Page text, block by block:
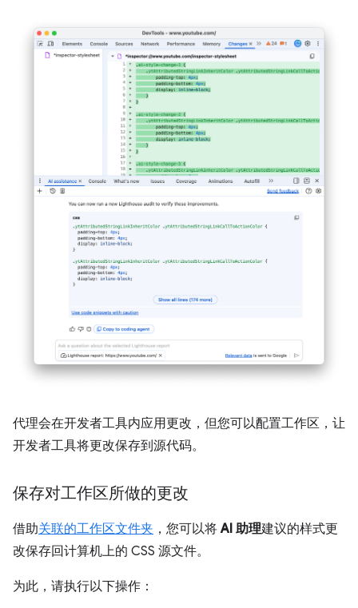
代理会在开发者工具内应用更改，但您可以配置工作区，让
开发者工具将更改保存到源代码。
保存对工作区所做的更改
借助关联的工作区文件夹 ，您可以将AI 助理建议的样式更
改保存回计算机上的 CSS 源文件。
为此，请执行以下操作：